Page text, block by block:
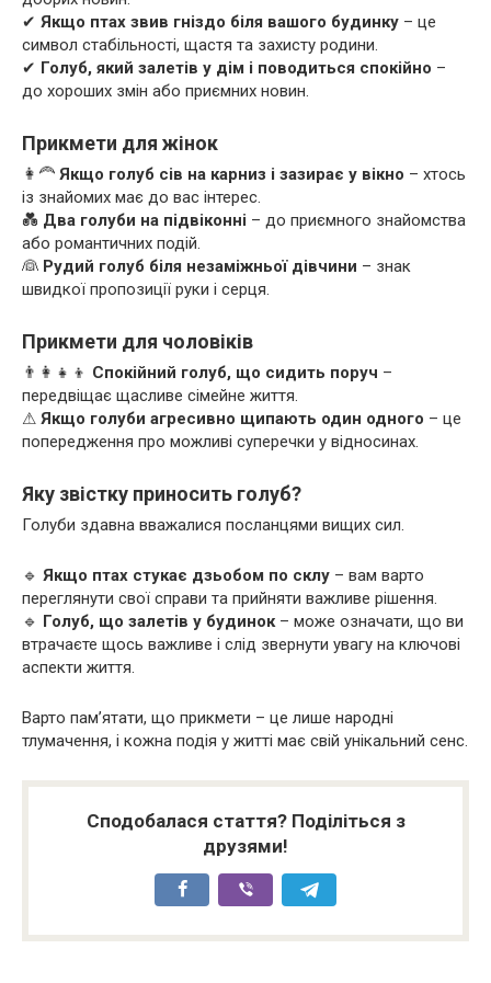
✔ Якщо птах звив гніздо біля вашого будинку – це
символ стабільності, щастя та захисту родини.
✔ Голуб, який залетів у дім і поводиться спокійно –
до хороших змін або приємних новин.
Прикмети для жінок
👩‍🦰 Якщо голуб сів на карниз і зазирає у вікно – хтось
із знайомих має до вас інтерес.
💑 Два голуби на підвіконні – до приємного знайомства
або романтичних подій.
👰 Рудий голуб біля незаміжньої дівчини – знак
швидкої пропозиції руки і серця.
Прикмети для чоловіків
👨‍👩‍👧‍👦 Спокійний голуб, що сидить поруч –
передвіщає щасливе сімейне життя.
⚠ Якщо голуби агресивно щипають один одного – це
попередження про можливі суперечки у відносинах.
Яку звістку приносить голуб?
Голуби здавна вважалися посланцями вищих сил.
🔹 Якщо птах стукає дзьобом по склу – вам варто
переглянути свої справи та прийняти важливе рішення.
🔹 Голуб, що залетів у будинок– може означати, що ви
втрачаєте щось важливе і слід звернути увагу на ключові
аспекти життя.
Варто пам’ятати, що прикмети – це лише народні
тлумачення, і кожна подія у житті має свій унікальний сенс.
Сподобалася стаття? Поділіться з
друзями!